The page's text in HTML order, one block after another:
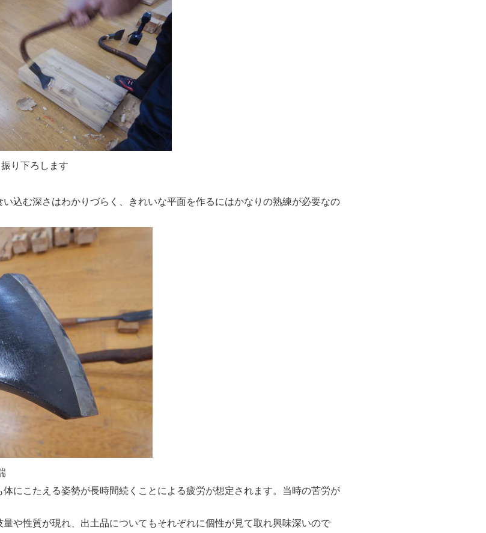
します
込む深さはわかりづらく、きれいな平面を作るにはかなりの熟練が必要なの
にこたえる姿勢が長時間続くことによる疲労が想定されます。当時の苦労が
や性質が現れ、出土品についてもそれぞれに個性が見て取れ興味深いので